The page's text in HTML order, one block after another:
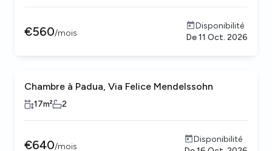
€560/mois
Disponibilité
De11 Oct. 2026
Chambre à Padua, Via Felice Mendelssohn
17m² 2
€640/mois
Disponibilité